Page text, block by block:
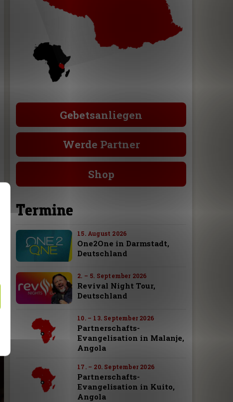
Gebetsanliegen
Werde Partner
Shop
Termine
15. August 2026
One2One in Darmstadt,
Deutschland
2. – 5. September 2026
Revival Night Tour,
Deutschland
10. – 13. September 2026
Partnerschafts-
Evangelisation in Malanje,
Angola
17. – 20. September 2026
Partnerschafts-
Evangelisation in Kuito,
Angola